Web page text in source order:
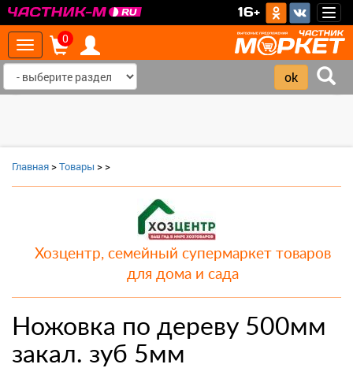
16+
Toggle
navigation
0
Главная>Товары >>
Хозцентр, семейный супермаркет товаров
для дома и сада
Ножовка по дереву 500мм
закал. зуб 5мм
‹ ›